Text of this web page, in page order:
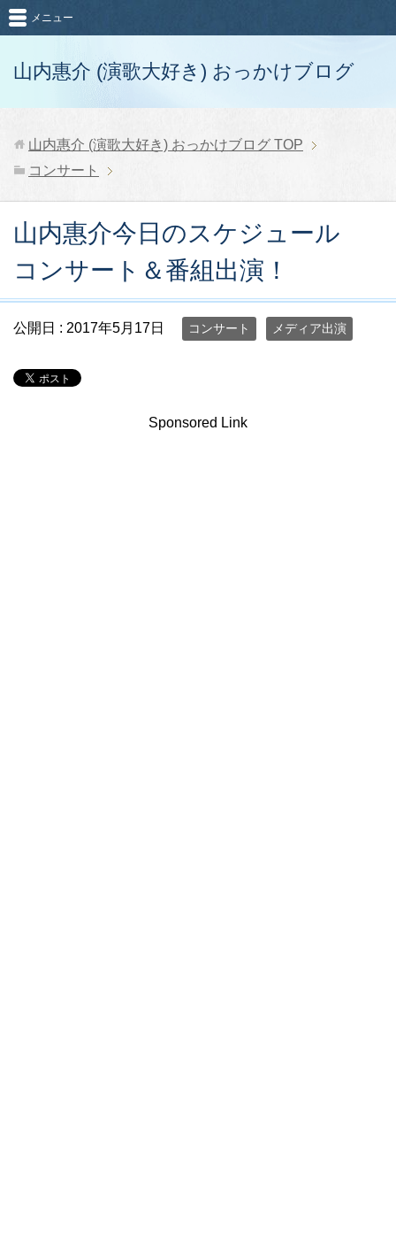
山内惠介 (演歌大好き) おっかけブログ
メニュー
山内惠介 (演歌大好き) おっかけブログ TOP
コンサート
山内惠介今日のスケジュール
コンサート＆番組出演！
公開日 : 2017年5月17日 コンサート メディア出演
Sponsored Link